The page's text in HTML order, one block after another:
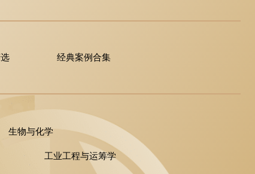
经典案例合集
生物与化学
工业工程与运筹学